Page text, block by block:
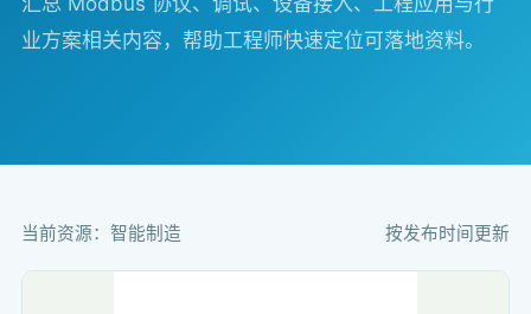
业方案相关内容，帮助工程师快速定位可落地资料。
当前资源：智能制造 按发布时间更新